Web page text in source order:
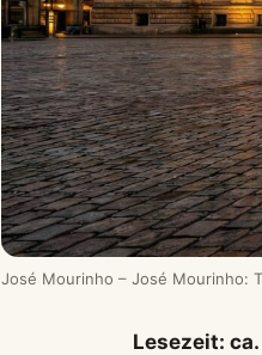
José Mourinho – José Mourinho:
Lesezeit: